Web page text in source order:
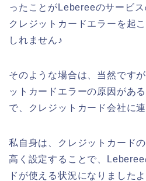
ったことがLebereeのサービス
クレジットカードエラーを起
しれません♪
そのような場合は、当然です
ットカードエラーの原因があ
で、クレジットカード会社に
私自身は、クレジットカード
高く設定することで、
ドが使える状況になりましたよ